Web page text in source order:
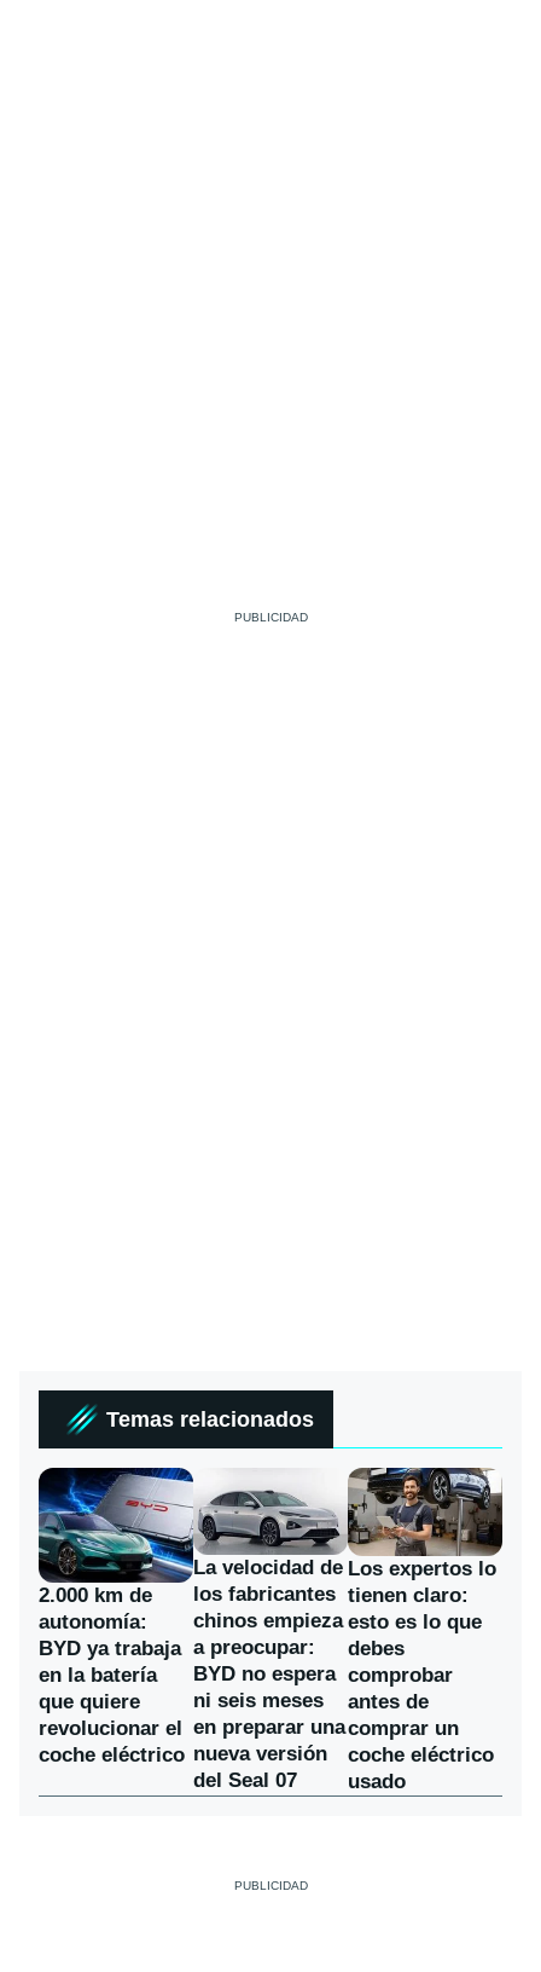
Temas relacionados
2.000 km de
autonomía:
BYD ya trabaja
en la batería
que quiere
revolucionar el
coche eléctrico
La velocidad de
los fabricantes
chinos empieza
a preocupar:
BYD no espera
ni seis meses
en preparar una
nueva versión
del Seal 07
Los expertos lo
tienen claro:
esto es lo que
debes
comprobar
antes de
comprar un
coche eléctrico
usado